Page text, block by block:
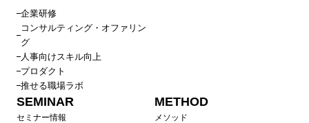
企業研修
コンサルティング・オファリン
グ
人事向けスキル向上
プロダクト
推せる職場ラボ
SEMINAR
セミナー情報
METHOD
メソッド